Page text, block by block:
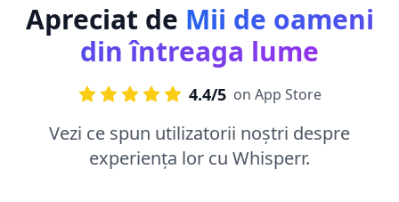
Apreciat de Mii de oameni
din întreaga lume
4.4/5 on App Store
Vezi ce spun utilizatorii noștri despre
experiența lor cu Whisperr.